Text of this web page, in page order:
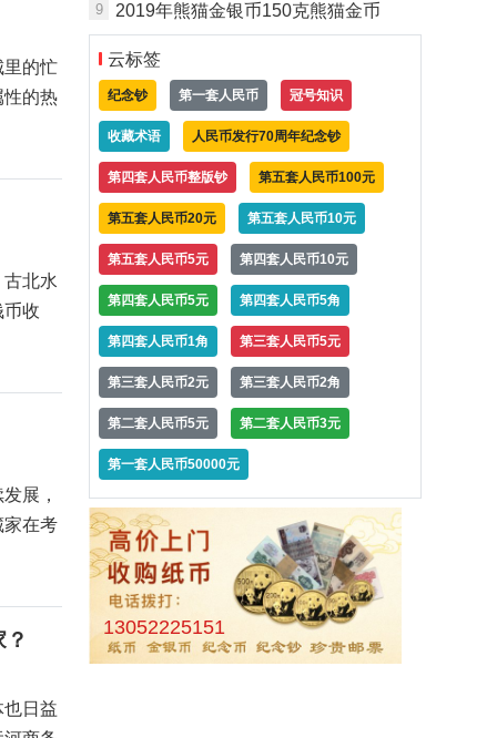
里的忙
的热
北水
收
展，
家在考
日益
9 2019年熊猫金银币150克熊猫金币
云标签
纪念钞 第一套人民币 冠号知识
收藏术语 人民币发行70周年纪念钞
第四套人民币整版钞 第五套人民币100元
第五套人民币20元 第五套人民币10元
第五套人民币5元 第四套人民币10元
第四套人民币5元 第四套人民币5角
第四套人民币1角 第三套人民币5元
第三套人民币2元 第三套人民币2角
第二套人民币5元 第二套人民币3元
第一套人民币50000元
13052225151